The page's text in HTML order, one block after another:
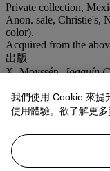
Private collection,
Anon. sale, Christie's,
color).
Acquired from the
出版
X. Moyssén,Joaquín
1992, p. 92, no. 4
我們使用 Cookie 來提
使用體驗。欲了解更